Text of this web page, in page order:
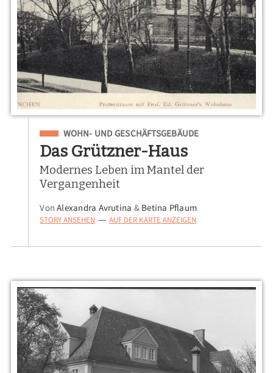
Eingeordnet unter
WOHN- UND GESCHÄFTSGEBÄUDE
Das Grützner-Haus
Modernes Leben im Mantel der
Vergangenheit
VonAlexandra Avrutina & Betina Pflaum
STORY ANSEHEN — AUF DER KARTE ANZEIGEN